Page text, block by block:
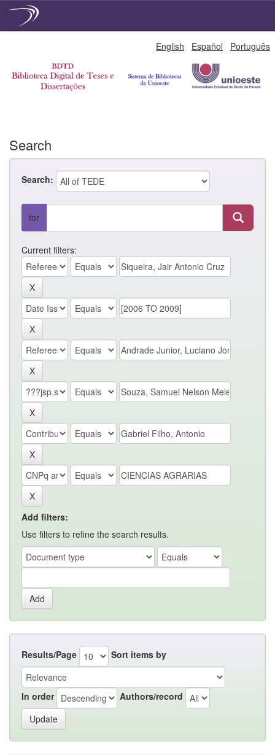
English Español Português
Search
Search:
for
Current filters:
Add filters:
Use filters to refine the search results.
Results/Page Sort items by
In order Authors/record